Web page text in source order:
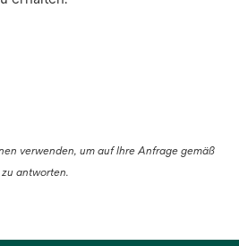
verwenden, um auf Ihre Anfrage gemäß
zu antworten.